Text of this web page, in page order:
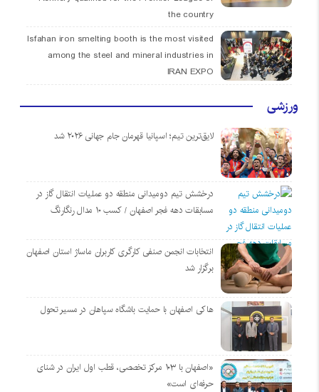
the country
Isfahan iron smelting booth is the most visited
among the steel and mineral industries in
IRAN EXPO
ورزشی
لایق‌ترین تیم؛ اسپانیا قهرمان جام جهانی ۲۰۲۶ شد
درخشش تیم دومیدانی منطقه دو عملیات انتقال گاز در
مسابقات دهه فجر اصفهان / کسب ۱۰ مدال رنگارنگ
انتخابات انجمن صنفی کارگری کاربران ماساژ استان اصفهان
برگزار شد
هاکی اصفهان با حمایت باشگاه سپاهان در مسیر تحول
«اصفهان با ۱۰۳ مرکز تخصصی، قطب اول ایران در شنای
حرفه‌ای است»